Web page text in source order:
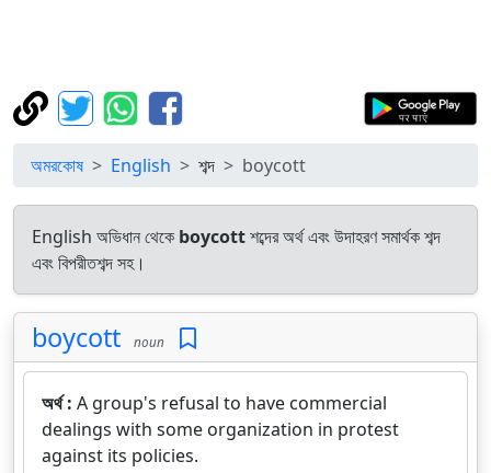
অমরকোষ English শব্দ boycott
English অভিধান থেকে boycottশব্দের অর্থ এবং উদাহরণ সমার্থক শব্দ
এবং বিপরীতশব্দ সহ।
boycott noun
অর্থ : A group's refusal to have commercial
dealings with some organization in protest
against its policies.